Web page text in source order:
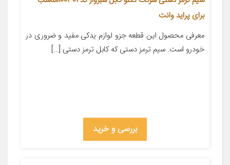
برای پراید وانت
معرفی محصول این قطعه جزو لوازم یدکی مفید و ضروری در
خودرو است. سیم ترمز دستی که کابل ترمز دستی […]
بررسی و خرید